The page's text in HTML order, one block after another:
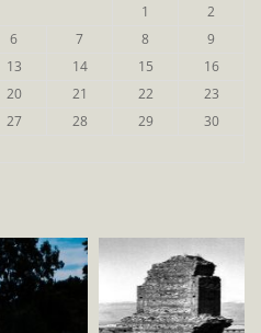
1
2
6 7 8
9
13 14 15
16
20 21 22
23
27 28 29
30